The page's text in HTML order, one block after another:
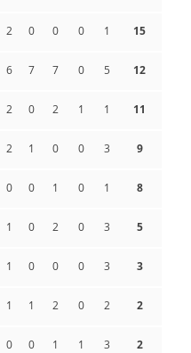
2 0 0 0 1 15
6 7 7 0 5 12
2 0 2 1 1 11
2 1 0 0 3 9
0 0 1 0 1 8
1 0 2 0 3 5
1 0 0 0 3 3
1 1 2 0 2 2
0 0 1 1 3 2